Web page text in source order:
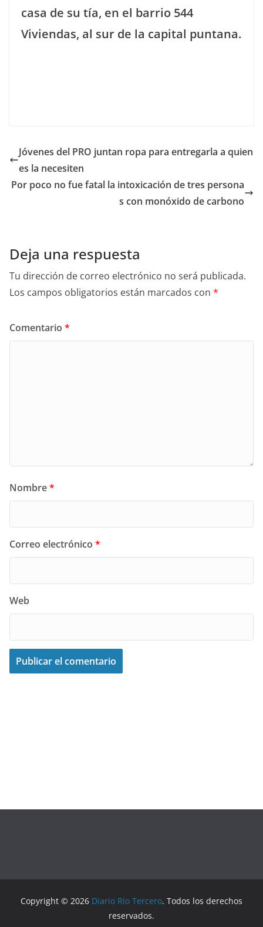
casa de su tía, en el barrio 544
Viviendas, al sur de la capital puntana.
Jóvenes del PRO juntan ropa para entregarla a quien
es la necesiten
Por poco no fue fatal la intoxicación de tres persona
s con monóxido de carbono
Deja una respuesta
Tu dirección de correo electrónico no será publicada.
Los campos obligatorios están marcados con *
Comentario *
Nombre*
Correo electrónico *
Web
Copyright © 2026 Diario Río Tercero. Todos los derechos
reservados.